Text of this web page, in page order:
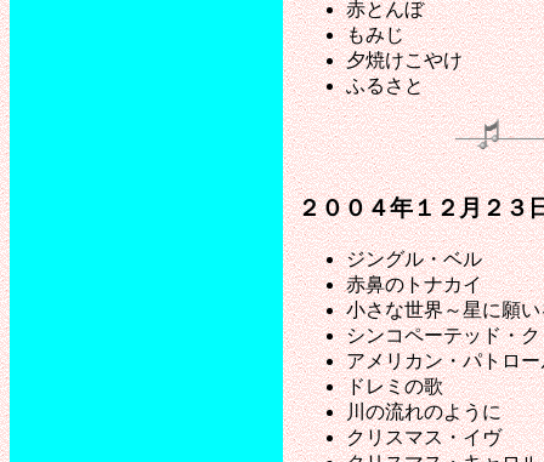
赤とんぼ
もみじ
夕焼けこやけ
ふるさと
２００４年１２月２３
ジングル・ベル
赤鼻のトナカイ
小さな世界～星に願
シンコペーテッド・
アメリカン・パトロー
ドレミの歌
川の流れのように
クリスマス・イヴ